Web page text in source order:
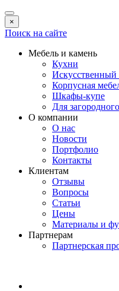
×
Поиск на сайте
Мебель и камень
Кухни
Искусственный
Корпусная
Шкафы-купе
Для
О компании
О нас
Новости
Портфолио
Контакты
Клиентам
Отзывы
Вопросы
Статьи
Цены
Материалы и
Партнерам
Партнерская